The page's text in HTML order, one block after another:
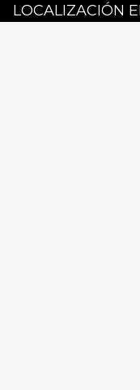
LOCALIZACIÓN